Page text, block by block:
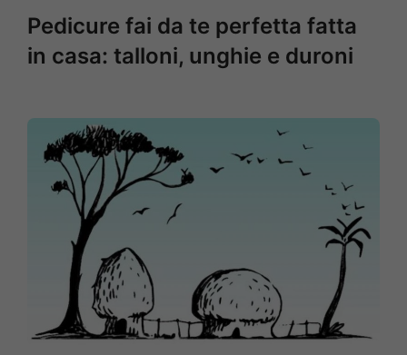
Pedicure fai da te perfetta fatta
in casa: talloni, unghie e duroni